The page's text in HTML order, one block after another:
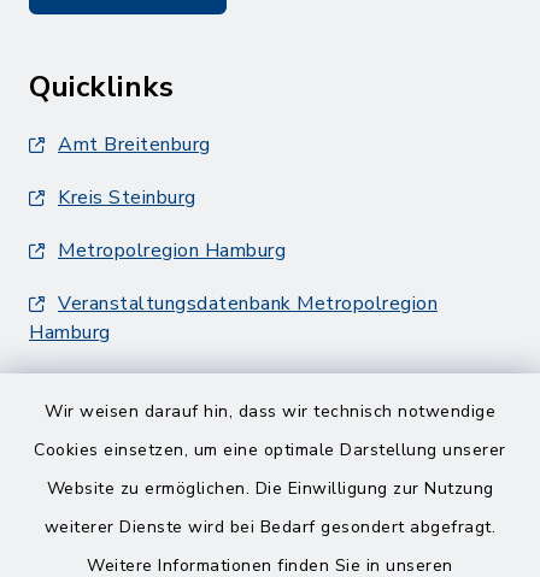
Wir weisen darauf hin, dass wir technisch notwendige
Cookies einsetzen, um eine optimale Darstellung unserer
Website zu ermöglichen. Die Einwilligung zur Nutzung
weiterer Dienste wird bei Bedarf gesondert abgefragt.
Weitere Informationen finden Sie in unseren
Quicklinks
Amt Breitenburg
Kreis Steinburg
Metropolregion Hamburg
Veranstaltungsdatenbank Metropolregion
Hamburg